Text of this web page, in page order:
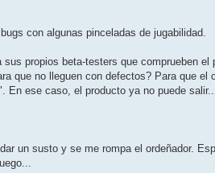
con algunas pinceladas de jugabilidad.
propios beta-testers que comprueben el
que no lleguen con defectos? Para que
En ese caso, el producto ya no puede
un susto y se me rompa el ordeñador.